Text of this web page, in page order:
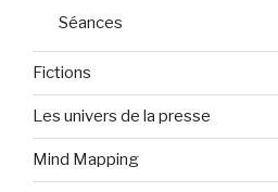
Séances
Fictions
Les univers de la presse
Mind Mapping